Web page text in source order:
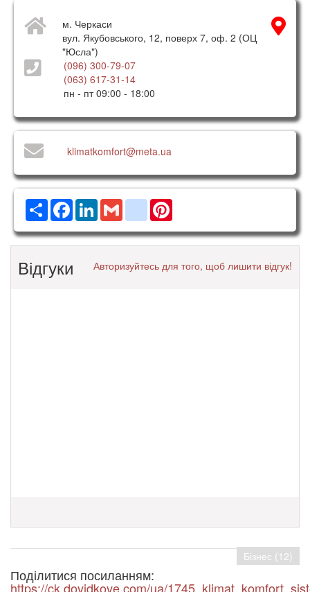
м. Черкаси
вул. Якубовського, 12, поверх 7, оф. 2 (ОЦ
"Юсла")
(096) 300-79-07
(063) 617-31-14
пн - пт 09:00 - 18:00
klimatkomfort@meta.ua
РесурсFacebook
LinkedInGmail google_bookmarks
Відгуки Авторизуйтесь для того, щоб лишити відгук!
Бізнес (12)
Поділитися посиланням:
https://ck.dovidkove.com/ua/